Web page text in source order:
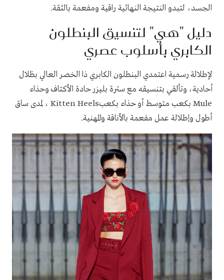
الجسد، لتبدو النتيجة النهائية راقية ومفعمة بالثقة.
دليل "هي" لتنسيق البنطلون
الكابري بأسلوب عصري
لإطلالة رسمية اعتمدي البنطلون الكابري ذا الخصر العالي بظلال
أحادية، وتألقي بتنسيقه مع سترة بليزر ‏حادة الأكتاف وحذاء
Mule بكعب متوسط أو حذاء بكعب
Kitten Heels ، ‏لمدى ساق
أطول وإطلالة عمل مفعمة بالأناقة والمهنية.